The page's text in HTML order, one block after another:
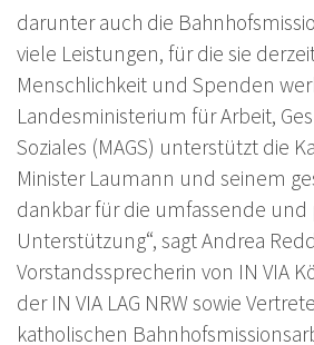
darunter auch die
viele Leistungen, für die sie
Menschlichkeit und Spenden
Landesministerium für Arbeit,
Soziales (MAGS) unterstützt die
Minister Laumann und seinem
dankbar für die umfassende und
Unterstützung“, sagt Andrea
Vorstandssprecherin von IN VIA
der IN VIA LAG NRW sowie
katholischen